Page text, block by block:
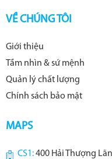
VỀ CHÚNG TÔI
Giới thiệu
Tầm nhìn & sứ mệnh
Quản lý chất lượng
Chính sách bảo mật
MAPS
CS1:400 Hải Thượng